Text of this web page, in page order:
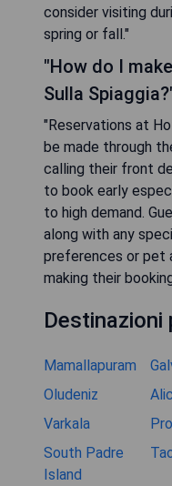
consider visiting
spring or fall."
"How do I
Sulla
"Reservations at
be made through
calling their front
to book early
to high demand.
along with any
preferences or pet
making their
Destinazioni
Mamallapuram
Oludeniz
Varkala
South Padre
Island